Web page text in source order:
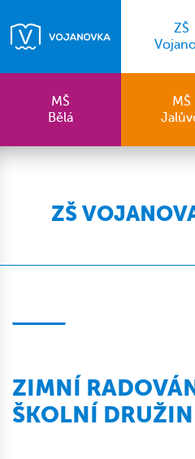
ZŠ
MŠ
Bělá
MŠ
ZŠ
ZIMNÍ
ŠKOLNÍ